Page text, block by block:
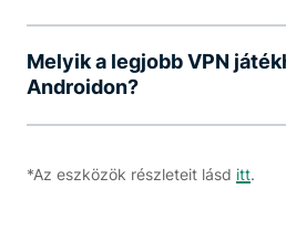
Melyik a legjobb VPN
Androidon?
*Az eszközök részleteit lásd itt.